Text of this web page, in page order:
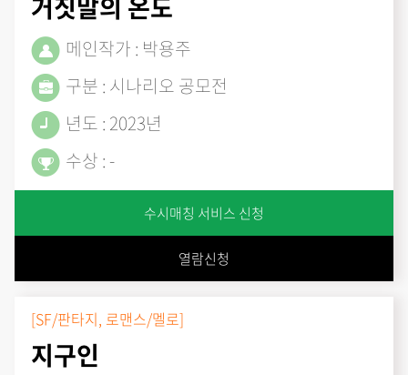
거짓말의 온도
메인작가 : 박용주
구분 : 시나리오 공모전
년도 : 2023년
수상 : -
수시매칭 서비스 신청
열람신청
[SF/판타지, 로맨스/멜로]
지구인